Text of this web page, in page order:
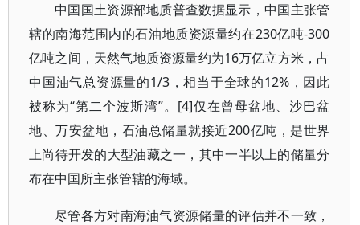
中国国土资源部地质普查数据显示，中国主张管
辖的南海范围内的石油地质资源量约在230亿吨-300
亿吨之间，天然气地质资源量约为16万亿立方米，占
中国油气总资源量的1/3，相当于全球的12%，因此
被称为“第二个波斯湾”。[4]仅在曾母盆地、沙巴盆
地、万安盆地，石油总储量就接近200亿吨，是世界
上尚待开发的大型油藏之一，其中一半以上的储量分
布在中国所主张管辖的海域。
尽管各方对南海油气资源储量的评估并不一致，